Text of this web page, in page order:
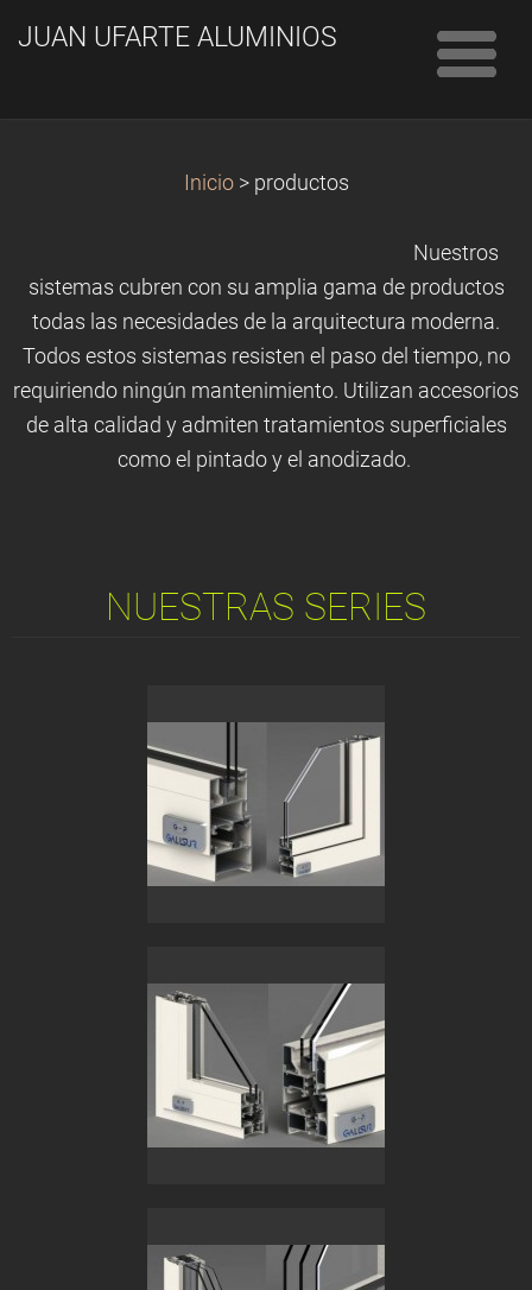
JUAN UFARTE ALUMINIOS
Inicio > productos
Nuestros
sistemas cubren con su amplia gama de productos
todas las necesidades de la arquitectura moderna.
Todos estos sistemas resisten el paso del tiempo, no
requiriendo ningún mantenimiento. Utilizan accesorios
de alta calidad y admiten tratamientos superficiales
como el pintado y el anodizado.
NUESTRAS SERIES